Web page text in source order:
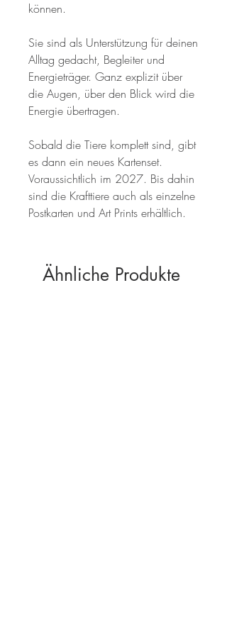
können.
Sie sind als Unterstützung für deinen
Alltag gedacht, Begleiter und
Energieträger. Ganz explizit über
die Augen, über den Blick wird die
Energie übertragen.
Sobald die Tiere komplett sind, gibt
es dann ein neues Kartenset.
Voraussichtlich im 2027. Bis dahin
sind die Krafttiere auch als einzelne
Postkarten und Art Prints erhältlich.
Ähnliche Produkte